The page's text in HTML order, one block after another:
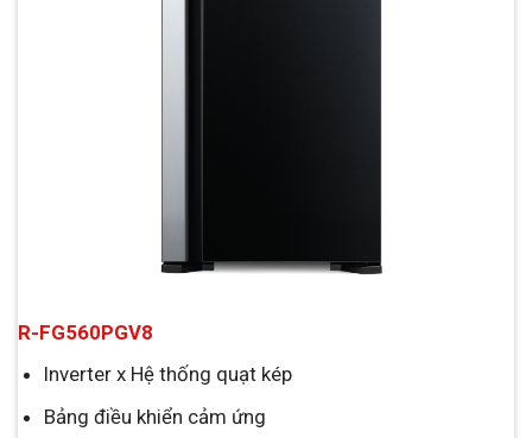
R-FG560PGV8
Inverter x Hệ thống quạt kép
Bảng điều khiển cảm ứng